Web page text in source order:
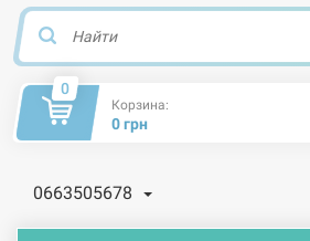
0
Корзина:
0 грн
0663505678